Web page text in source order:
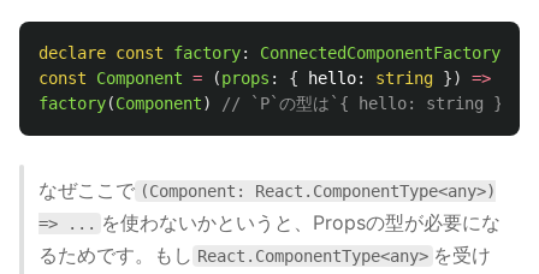
declare const factory:
ConnectedComponentFactory
const
Component = (props : { hello: string }) =>
factory(Component) // `P`の型は`{ hello: string }`に
なぜここで (Component: React.ComponentType<any>)
=> ... を使わないかというと、Propsの型が必要にな
るためです。もし React.ComponentType<any> を受け